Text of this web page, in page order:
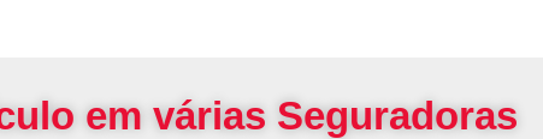
em várias Seguradoras